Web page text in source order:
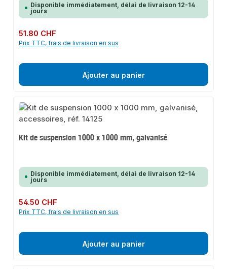
Disponible immédiatement, délai de livraison 12-14
jours
Prix régulier :
51.80 CHF
Prix TTC, frais de livraison en sus
Ajouter au panier
Kit de suspension 1000 x 1000 mm, galvanisé
Disponible immédiatement, délai de livraison 12-14
jours
Prix régulier :
54.50 CHF
Prix TTC, frais de livraison en sus
Ajouter au panier